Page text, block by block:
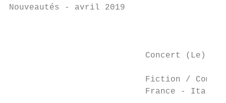
Nouveautés - avril 2019
                           Concert (Le)
Fiction /
France -